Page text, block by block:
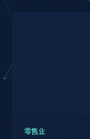
零售业